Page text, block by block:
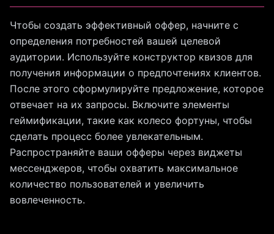
Чтобы создать эффективный оффер, начните с
определения потребностей вашей целевой
аудитории. Используйте конструктор квизов для
получения информации о предпочтениях клиентов.
После этого сформулируйте предложение, которое
отвечает на их запросы. Включите элементы
геймификации, такие как колесо фортуны, чтобы
сделать процесс более увлекательным.
Распространяйте ваши офферы через виджеты
мессенджеров, чтобы охватить максимальное
количество пользователей и увеличить
вовлеченность.